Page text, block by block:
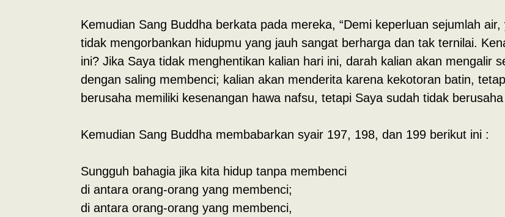
Kemudian Sang Buddha berkata pada mereka, “Demi keperluan sejumlah
tidak mengorbankan hidupmu yang jauh sangat berharga dan tak ternilai.
ini? Jika Saya tidak menghentikan kalian hari ini, darah kalian akan mengalir
dengan saling membenci; kalian akan menderita karena kekotoran batin,
berusaha memiliki kesenangan hawa nafsu, tetapi Saya sudah tidak berusaha
Kemudian Sang Buddha membabarkan syair 197, 198, dan 199 berikut ini :
Sungguh bahagia jika kita hidup tanpa membenci
di antara orang-orang yang membenci;
di antara orang-orang yang membenci,